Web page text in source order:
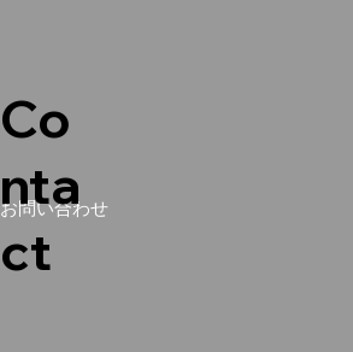
お問い合わせ
Co
nta
ct